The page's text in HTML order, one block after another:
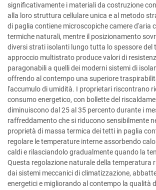
significativamente i materiali da costruzione
alla loro struttura cellulare unica e al metodo
di paglia contiene microscopiche camere d'aria
termiche naturali, mentre il posizionamento
diversi strati isolanti lungo tutta lo spessore del
approccio multistrato produce valori di
paragonabili a quelli dei moderni sistemi di
offrendo al contempo una superiore
l'accumulo di umidità. I proprietari riscontrano
consumo energetico, con bollette del
diminuiscono dal 25 al 35 percento durante i
raffreddamento che si riducono sensibilmente
proprietà di massa termica dei tetti in paglia
regolare le temperature interne assorbendo
caldi e rilasciandolo gradualmente quando la
Questa regolazione naturale della temperatura
dai sistemi meccanici di climatizzazione,
energetici e migliorando al contempo la qualità